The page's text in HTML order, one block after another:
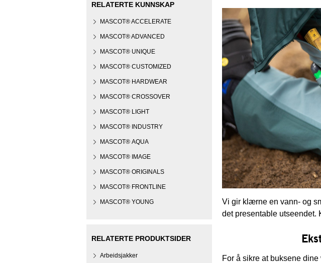
Vi gir klærne en vann- og
det presentable utseendet.
For å sikre at buksene
RELATERTE KUNNSKAP
MASCOT® ACCELERATE
MASCOT® ADVANCED
MASCOT® UNIQUE
MASCOT® CUSTOMIZED
MASCOT® HARDWEAR
MASCOT® CROSSOVER
MASCOT® LIGHT
MASCOT® INDUSTRY
MASCOT® AQUA
MASCOT® IMAGE
MASCOT® ORIGINALS
MASCOT® FRONTLINE
MASCOT® YOUNG
RELATERTE PRODUKTSIDER
Arbeidsjakker